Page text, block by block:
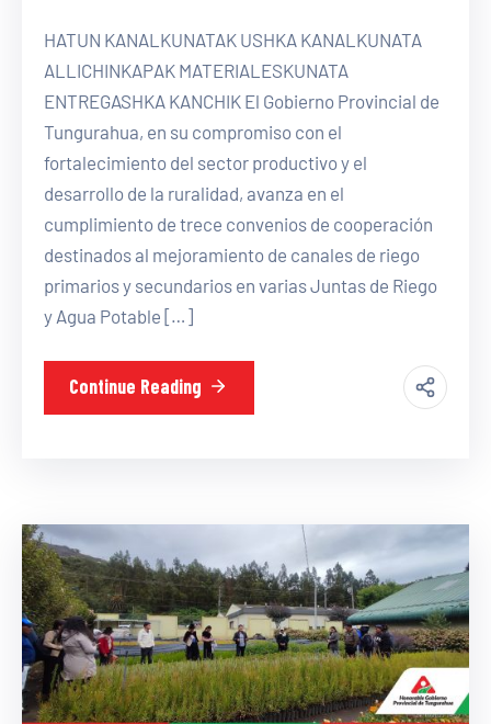
HATUN KANALKUNATAK USHKA KANALKUNATA
ALLICHINKAPAK MATERIALESKUNATA
ENTREGASHKA KANCHIK El Gobierno Provincial de
Tungurahua, en su compromiso con el
fortalecimiento del sector productivo y el
desarrollo de la ruralidad, avanza en el
cumplimiento de trece convenios de cooperación
destinados al mejoramiento de canales de riego
primarios y secundarios en varias Juntas de Riego
y Agua Potable […]
Continue Reading